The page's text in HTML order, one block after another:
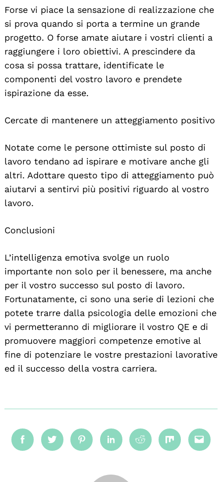
Forse vi piace la sensazione di realizzazione che
si prova quando si porta a termine un grande
progetto. O forse amate aiutare i vostri clienti a
raggiungere i loro obiettivi. A prescindere da
cosa si possa trattare, identificate le
componenti del vostro lavoro e prendete
ispirazione da esse.
Cercate di mantenere un atteggiamento positivo
Notate come le persone ottimiste sul posto di
lavoro tendano ad ispirare e motivare anche gli
altri. Adottare questo tipo di atteggiamento può
aiutarvi a sentirvi più positivi riguardo al vostro
lavoro.
Conclusioni
L’intelligenza emotiva svolge un ruolo
importante non solo per il benessere, ma anche
per il vostro successo sul posto di lavoro.
Fortunatamente, ci sono una serie di lezioni che
potete trarre dalla psicologia delle emozioni che
vi permetteranno di migliorare il vostro QE e di
promuovere maggiori competenze emotive al
fine di potenziare le vostre prestazioni lavorative
ed il successo della vostra carriera.
FacebookTwitterPinterestLinkedinRedditMix